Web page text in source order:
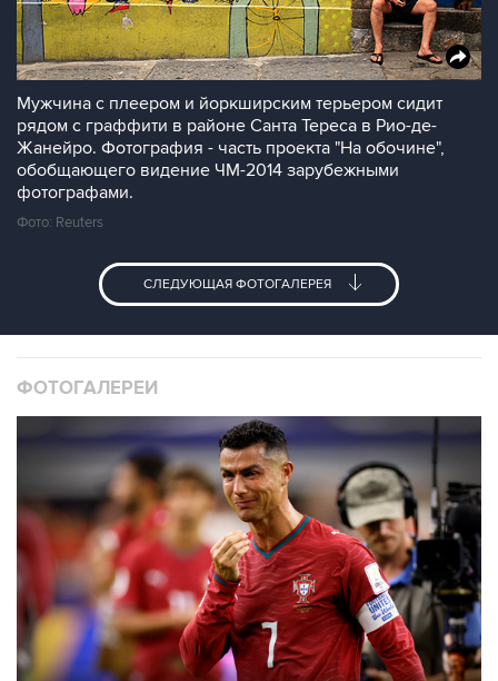
Мужчина с плеером и йоркширским терьером сидит
рядом с граффити в районе Санта Тереса в Рио-де-
Жанейро. Фотография - часть проекта "На обочине",
обобщающего видение ЧМ-2014 зарубежными
фотографами.
Фото: Reuters
СЛЕДУЮЩАЯ ФОТОГАЛЕРЕЯ
ФОТОГАЛЕРЕИ